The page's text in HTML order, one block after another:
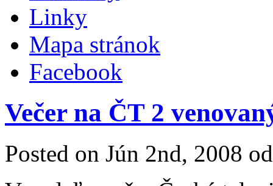
Linky
Mapa stránok
Facebook
Večer na ČT 2
Posted on Jún 2nd, 2008